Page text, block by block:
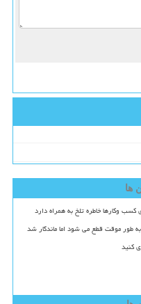
ها
وکارها خاطره تلخ به همراه دارد
کنید